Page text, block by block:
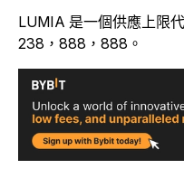
LUMIA 是一個供應上限
238，888，888。